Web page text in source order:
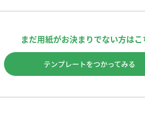
まだ用紙がお決まりでない方はこ
テンプレートをつかってみる